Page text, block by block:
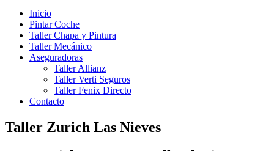
Inicio
Pintar Coche
Taller Chapa y Pintura
Taller Mecánico
Aseguradoras
Taller Allianz
Taller Verti Seguros
Taller Fenix Directo
Contacto
Taller Zurich Las Nieves